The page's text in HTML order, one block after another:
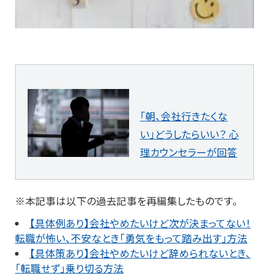
「朝、会社行きたくな
い」どうしたらいい？ 心
理カウンセラーが回答
※本記事は以下の過去記事を再編集したものです。
【具体例あり】会社やめたいけど次が決まってない！
転職が怖い、不安なとき「勇気をもって踏み出す」方法
【具体策あり】会社やめたいけど辞められないとき、
「転職せず」乗り切る方法